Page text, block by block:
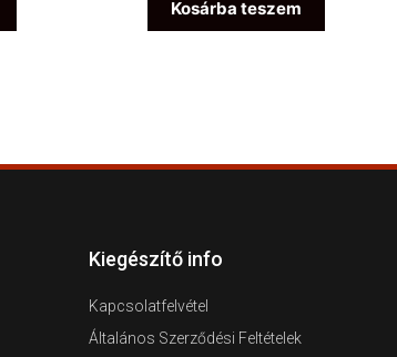
Kosárba teszem
Kiegészítő info
Kapcsolatfelvétel
Általános Szerződési Feltételek